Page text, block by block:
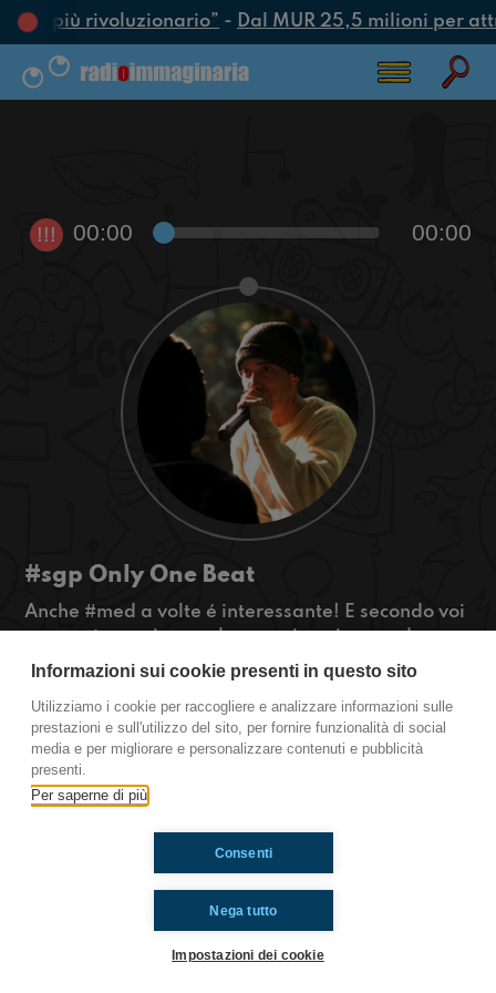
più rivoluzionario”- Dal MUR 25,5 milioni per
!!! 00:00 00:00
#sgp Only One Beat
Anche #med a volte é interessante! E secondo voi
cosa potra mai succedere se viene invasa da
rappers, scolaresche e cori inferociti?
#OkkinSu www.radioimmaginaria.it
San Giovanni in Persiceto
Ti è piaciuto? Condividilo!
Informazioni sui cookie presenti in questo sito
Utilizziamo i cookie per raccogliere e analizzare informazioni sulle
prestazioni e sull'utilizzo del sito, per fornire funzionalità di social
media e per migliorare e personalizzare contenuti e pubblicità
presenti.
Per saperne di più
Nega tutto
Consenti
Impostazioni dei cookie